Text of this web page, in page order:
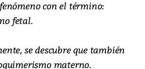
con el término:
fetal.
se descubre que también
materno.